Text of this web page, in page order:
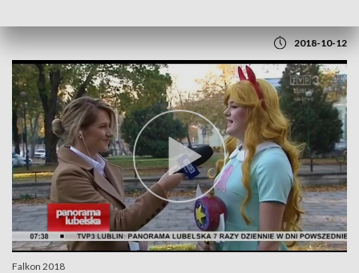
2018-10-12
Falkon 2018